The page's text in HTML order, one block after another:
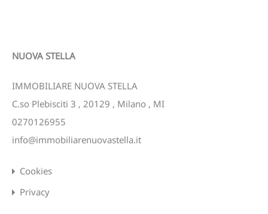
NUOVA STELLA
IMMOBILIARE NUOVA STELLA
C.so Plebisciti 3 , 20129 , Milano , MI
0270126955
info@immobiliarenuovastella.it
Cookies
Privacy